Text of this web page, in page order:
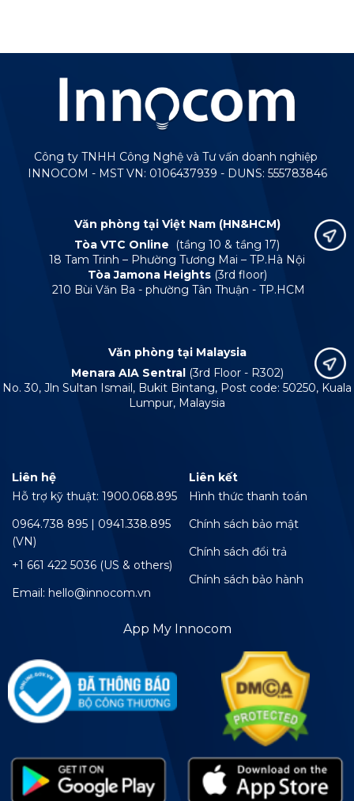
Công ty TNHH Công Nghệ và Tư vấn doanh nghiệp
INNOCOM - MST VN: 0106437939 - DUNS: 555783846
Văn phòng tại Việt Nam (HN&HCM)
Tòa VTC Online
(tầng 10 & tầng 17)
18 Tam Trinh – Phường Tương Mai – TP.Hà Nội
Tòa Jamona Heights (3rd floor)
210 Bùi Văn Ba - phường Tân Thuận - TP.HCM
Văn phòng tại Malaysia
Menara AIA Sentral (3rd Floor - R302)
No. 30, Jln Sultan Ismail, Bukit Bintang, Post code: 50250, Kuala
Lumpur, Malaysia
Liên hệ
Hỗ trợ kỹ thuật: 1900.068.895
0964.738 895 | 0941.338.895
(VN)
+1 661 422 5036 (US & others)
Email: hello@innocom.vn
Liên kết
Hình thức thanh toán
Chính sách bảo mật
Chính sách đổi trả
Chính sách bảo hành
App My Innocom